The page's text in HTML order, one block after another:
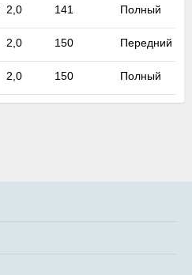
2,0 141 Полный
2,0 150 Передний
2,0 150 Полный